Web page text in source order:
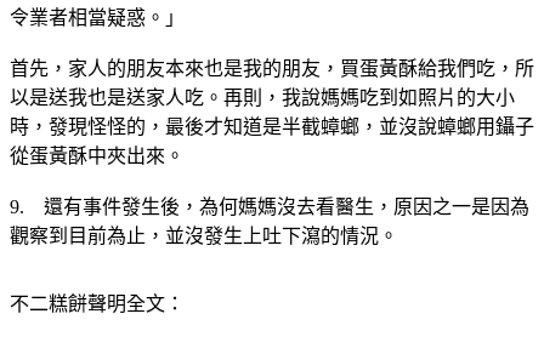
令業者相當疑惑。」
首先，家人的朋友本來也是我的朋友，買蛋黃酥給我們吃，所
以是送我也是送家人吃。再則，我說媽媽吃到如照片的大小
時，發現怪怪的，最後才知道是半截蟑螂，並沒說蟑螂用鑷子
從蛋黃酥中夾出來。
9.　還有事件發生後，為何媽媽沒去看醫生，原因之一是因為
觀察到目前為止，並沒發生上吐下瀉的情況。
不二糕餅聲明全文：